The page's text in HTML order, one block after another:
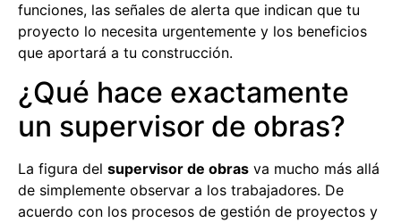
funciones, las señales de alerta que indican que tu
proyecto lo necesita urgentemente y los beneficios
que aportará a tu construcción.
¿Qué hace exactamente
un supervisor de obras?
La figura del supervisor de obras va mucho más allá
de simplemente observar a los trabajadores. De
acuerdo con los procesos de gestión de proyectos y